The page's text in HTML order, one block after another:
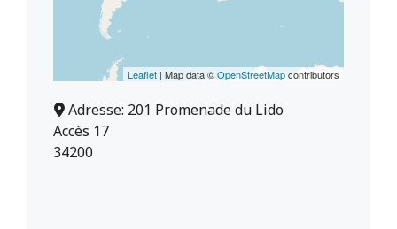
Leaflet | Map data ©OpenStreetMapcontributors
Adresse: 201 Promenade du Lido
Accès 17
34200